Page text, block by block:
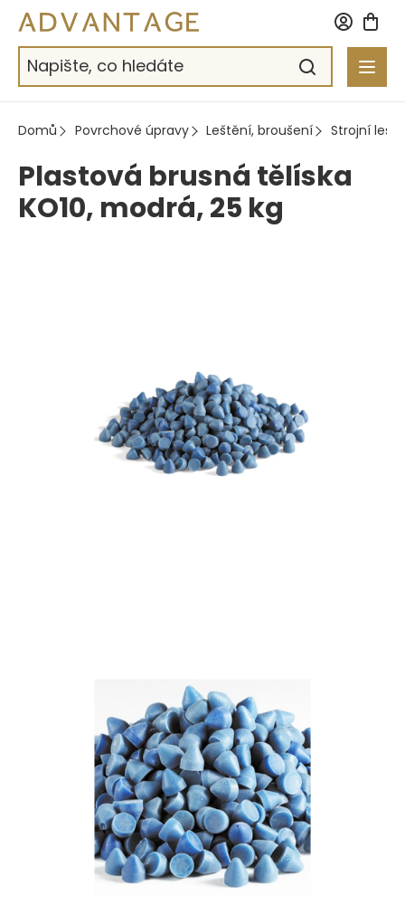
Přejít
obsah
Domů Povrchové úpravy Leštění, broušení Strojní
Plastová brusná tělíska
KO10, modrá, 25 kg